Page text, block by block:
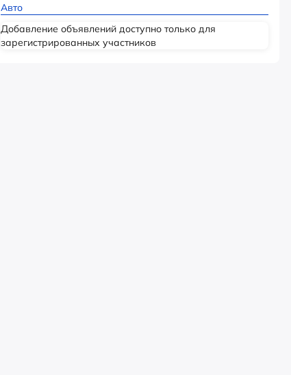
Авто
Добавление объявлений доступно только для
зарегистрированных участников